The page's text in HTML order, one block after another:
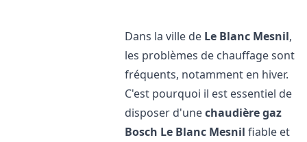
Dans la ville de Le Blanc Mesnil,
les problèmes de chauffage sont
fréquents, notamment en hiver.
C'est pourquoi il est essentiel de
disposer d'unechaudière gaz
Bosch Le Blanc Mesnil fiable et